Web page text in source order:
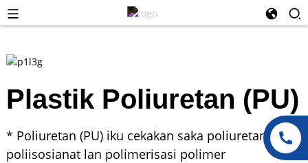
Plastik Poliuretan (PU)
* Poliuretan (PU) iku cekakan saka poliuretan,
poliisosianat lan polimerisasi polimer